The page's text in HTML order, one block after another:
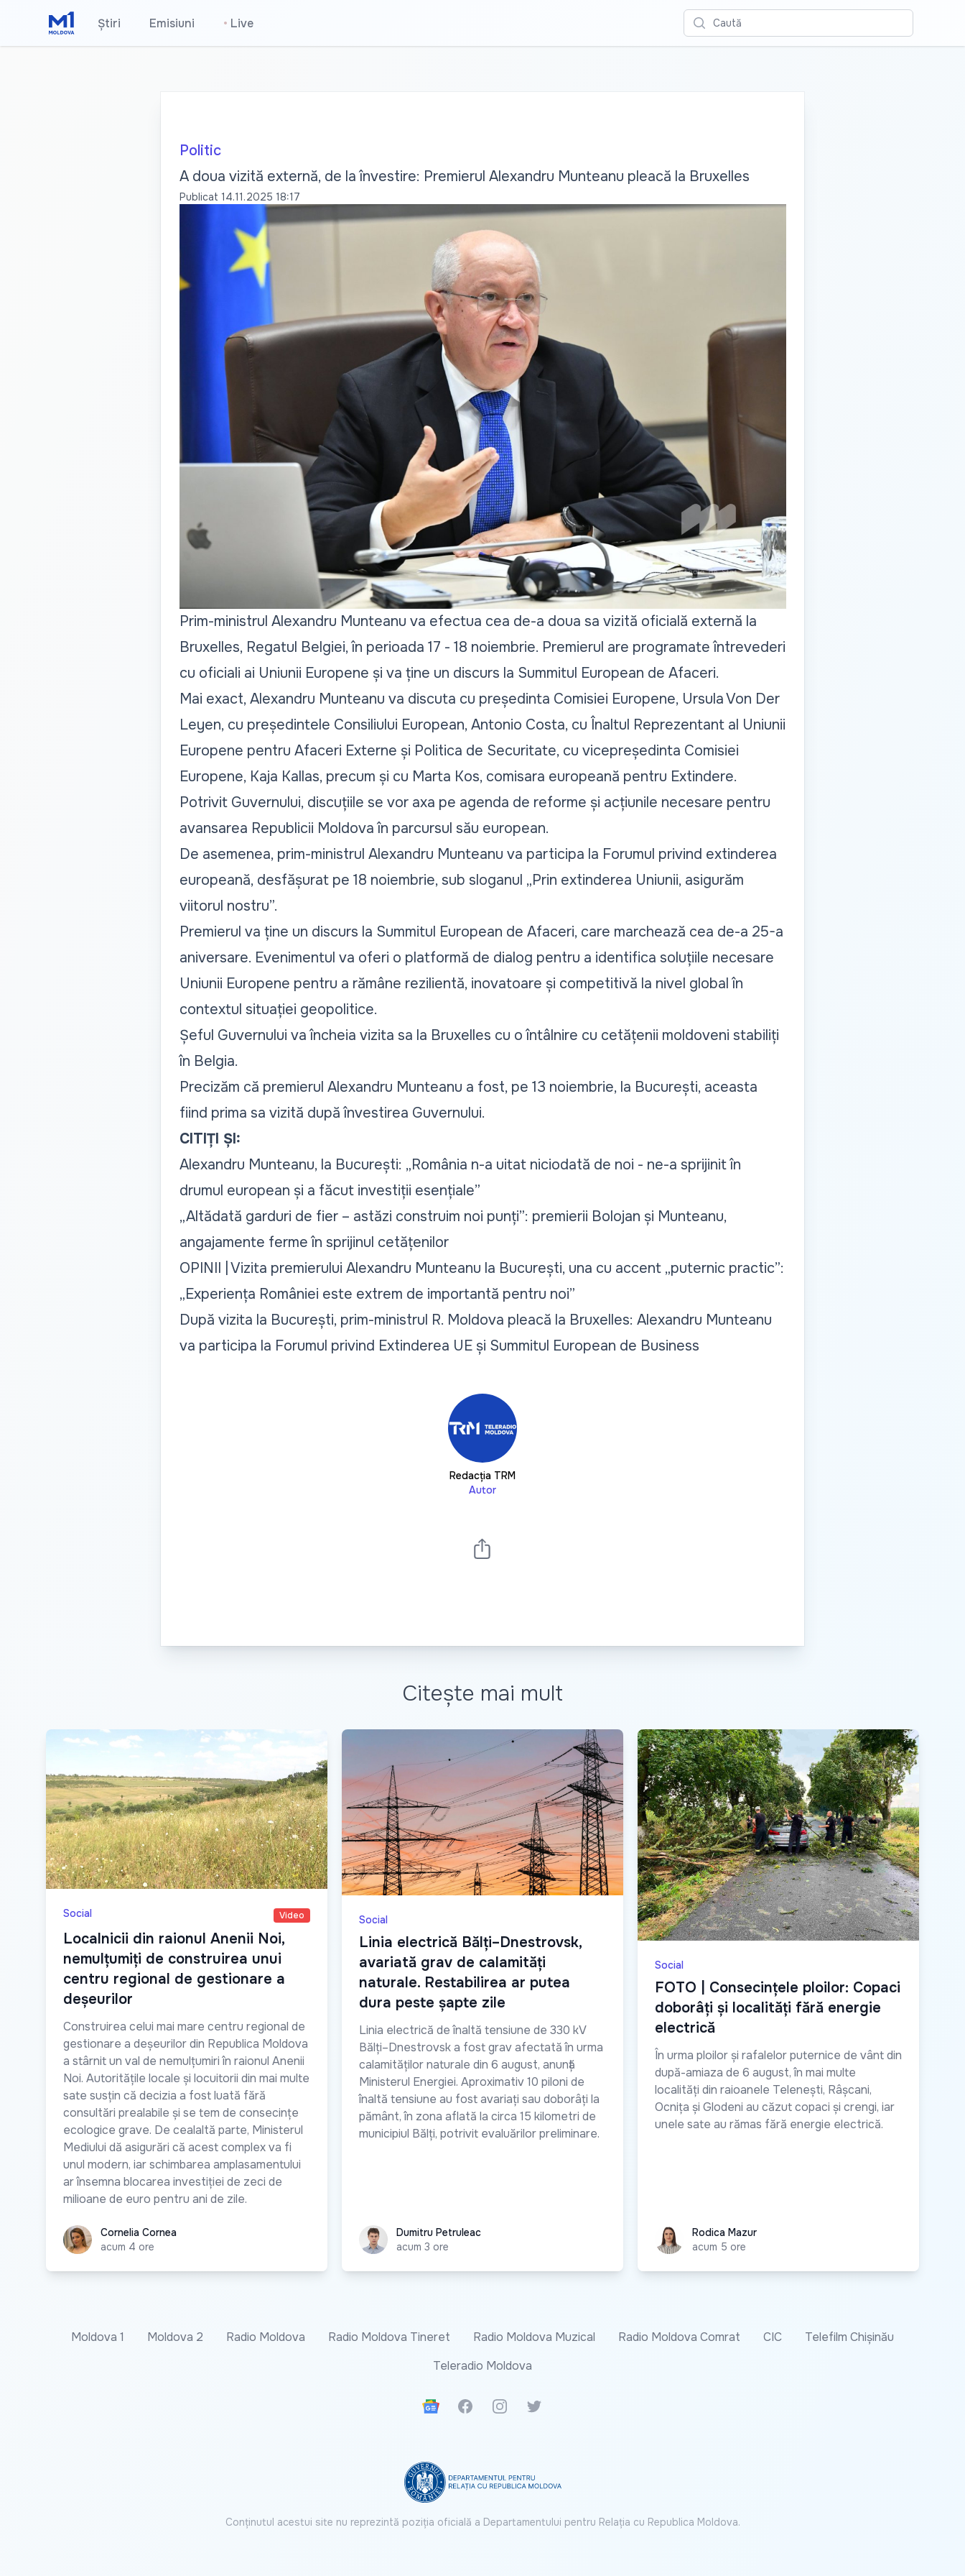
Știri Emisiuni • Live Caută
Politic
A doua vizită externă, de la învestire: Premierul Alexandru Munteanu pleacă la Bruxelles
Publicat 14.11.2025 18:17
Prim-ministrul Alexandru Munteanu va efectua cea de-a doua sa vizită oficială externă la
Bruxelles, Regatul Belgiei, în perioada 17 - 18 noiembrie. Premierul are programate întrevederi
cu oficiali ai Uniunii Europene și va ține un discurs la Summitul European de Afaceri.
Mai exact, Alexandru Munteanu va discuta cu președinta Comisiei Europene, Ursula Von Der
Leyen, cu președintele Consiliului European, Antonio Costa, cu Înaltul Reprezentant al Uniunii
Europene pentru Afaceri Externe și Politica de Securitate, cu vicepreședinta Comisiei
Europene, Kaja Kallas, precum și cu Marta Kos, comisara europeană pentru Extindere.
Potrivit Guvernului, discuțiile se vor axa pe agenda de reforme și acțiunile necesare pentru
avansarea Republicii Moldova în parcursul său european.
De asemenea, prim-ministrul Alexandru Munteanu va participa la Forumul privind extinderea
europeană, desfășurat pe 18 noiembrie, sub sloganul „Prin extinderea Uniunii, asigurăm
viitorul nostru”.
Premierul va ține un discurs la Summitul European de Afaceri, care marchează cea de-a 25-a
aniversare. Evenimentul va oferi o platformă de dialog pentru a identifica soluțiile necesare
Uniunii Europene pentru a rămâne rezilientă, inovatoare și competitivă la nivel global în
contextul situației geopolitice.
Șeful Guvernului va încheia vizita sa la Bruxelles cu o întâlnire cu cetățenii moldoveni stabiliți
în Belgia.
Precizăm că premierul Alexandru Munteanu a fost, pe 13 noiembrie, la București, aceasta
fiind prima sa vizită după învestirea Guvernului.
CITIȚI ȘI:
Alexandru Munteanu, la București: „România n-a uitat niciodată de noi - ne-a sprijinit în
drumul european și a făcut investiții esențiale”
„Altădată garduri de fier – astăzi construim noi punți”: premierii Bolojan și Munteanu,
angajamente ferme în sprijinul cetățenilor
OPINII | Vizita premierului Alexandru Munteanu la București, una cu accent „puternic practic”:
„Experiența României este extrem de importantă pentru noi”
După vizita la București, prim-ministrul R. Moldova pleacă la Bruxelles: Alexandru Munteanu
va participa la Forumul privind Extinderea UE și Summitul European de Business
Redacția TRM
Autor
Citește mai mult
Social Video
Localnicii din raionul Anenii Noi,
nemulțumiți de construirea unui
centru regional de gestionare a
deșeurilor
Construirea celui mai mare centru regional de
gestionare a deșeurilor din Republica Moldova
a stârnit un val de nemulțumiri în raionul Anenii
Noi. Autoritățile locale și locuitorii din mai multe
sate susțin că decizia a fost luată fără
consultări prealabile și se tem de consecințe
ecologice grave. De cealaltă parte, Ministerul
Mediului dă asigurări că acest complex va fi
unul modern, iar schimbarea amplasamentului
ar însemna blocarea investiției de zeci de
milioane de euro pentru ani de zile.
Cornelia Cornea
Cornelia Cornea
acum 4 ore
Social
Linia electrică Bălți–Dnestrovsk,
avariată grav de calamități
naturale. Restabilirea ar putea
dura peste șapte zile
Linia electrică de înaltă tensiune de 330 kV
Bălți–Dnestrovsk a fost grav afectată în urma
calamităților naturale din 6 august, anunță
Ministerul Energiei. Aproximativ 10 piloni de
înaltă tensiune au fost avariați sau doborâți la
pământ, în zona aflată la circa 15 kilometri de
municipiul Bălți, potrivit evaluărilor preliminare.
Dumitru Petruleac
Dumitru Petruleac
acum 3 ore
Social
FOTO | Consecințele ploilor: Copaci
doborâți și localități fără energie
electrică
În urma ploilor și rafalelor puternice de vânt din
după-amiaza de 6 august, în mai multe
localități din raioanele Telenești, Râșcani,
Ocnița și Glodeni au căzut copaci și crengi, iar
unele sate au rămas fără energie electrică.
Rodica MazurRodica Mazur
acum 5 ore
Moldova 1 Moldova 2 Radio Moldova Radio Moldova Tineret Radio Moldova Muzical Radio Moldova Comrat CIC
Telefilm Chișinău
Teleradio Moldova
Google News
FacebookInstagramTwitter
Conținutul acestui site nu reprezintă poziția oficială a Departamentului pentru Relația cu Republica Moldova.